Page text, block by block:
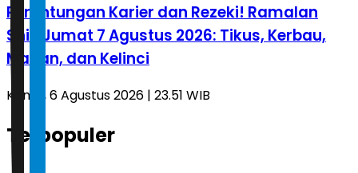
Peruntungan Karier dan Rezeki! Ramalan
Shio Jumat 7 Agustus 2026: Tikus, Kerbau,
Macan, dan Kelinci
Kamis, 6 Agustus 2026 | 23.51 WIB
Terpopuler